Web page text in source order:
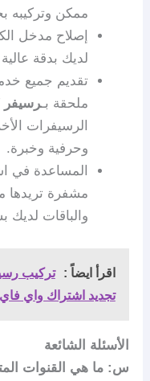
ممكن وتركيبه
إصلاح مدخل
لديك بدقة
تقديم جميع
ملحقة بـرسيفر IPTV
الرسيفرات
وحرفية وخبرة.
المساعدة في
مشفرة تريدها
والباقات لديك
اقرأ ايضاً :
تجديد اشتراك واي
الأسئلة الشائعة
س: ما هي القنوات